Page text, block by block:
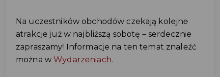
Na uczestników obchodów czekają kolejne
atrakcje już w najbliższą sobotę – serdecznie
zapraszamy! Informacje na ten temat znaleźć
można wWydarzeniach.